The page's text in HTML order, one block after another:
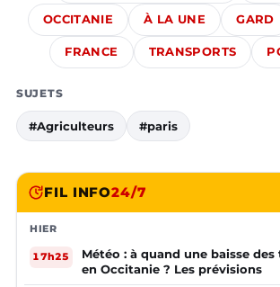
OCCITANIE À LA UNE GARD
FRANCE TRANSPORTS
SUJETS
#Agriculteurs #paris
FIL INFO24/7
HIER
17h25
Météo : à quand une baisse
en Occitanie ? Les prévisions